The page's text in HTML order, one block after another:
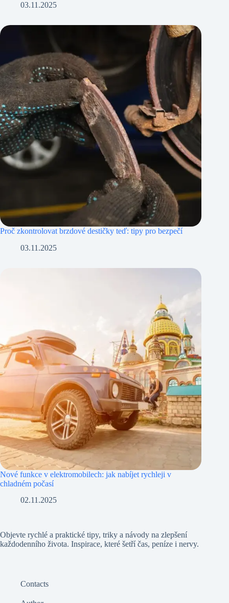
03.11.2025
Proč zkontrolovat brzdové destičky teď: tipy pro bezpečí
03.11.2025
Nové funkce v elektromobilech: jak nabíjet rychleji v
chladném počasí
02.11.2025
Objevte rychlé a praktické tipy, triky a návody na zlepšení
každodenního života. Inspirace, které šetří čas, peníze i nervy.
Contacts